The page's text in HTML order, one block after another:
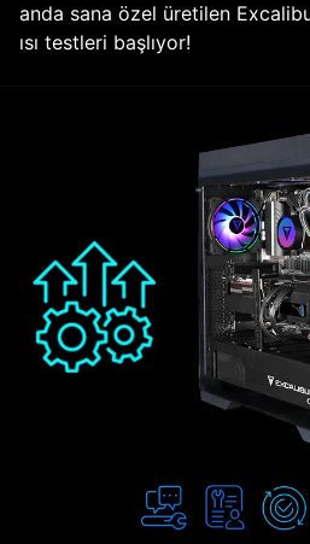
anda sana özel üretilen
ısı testleri başlıyor!